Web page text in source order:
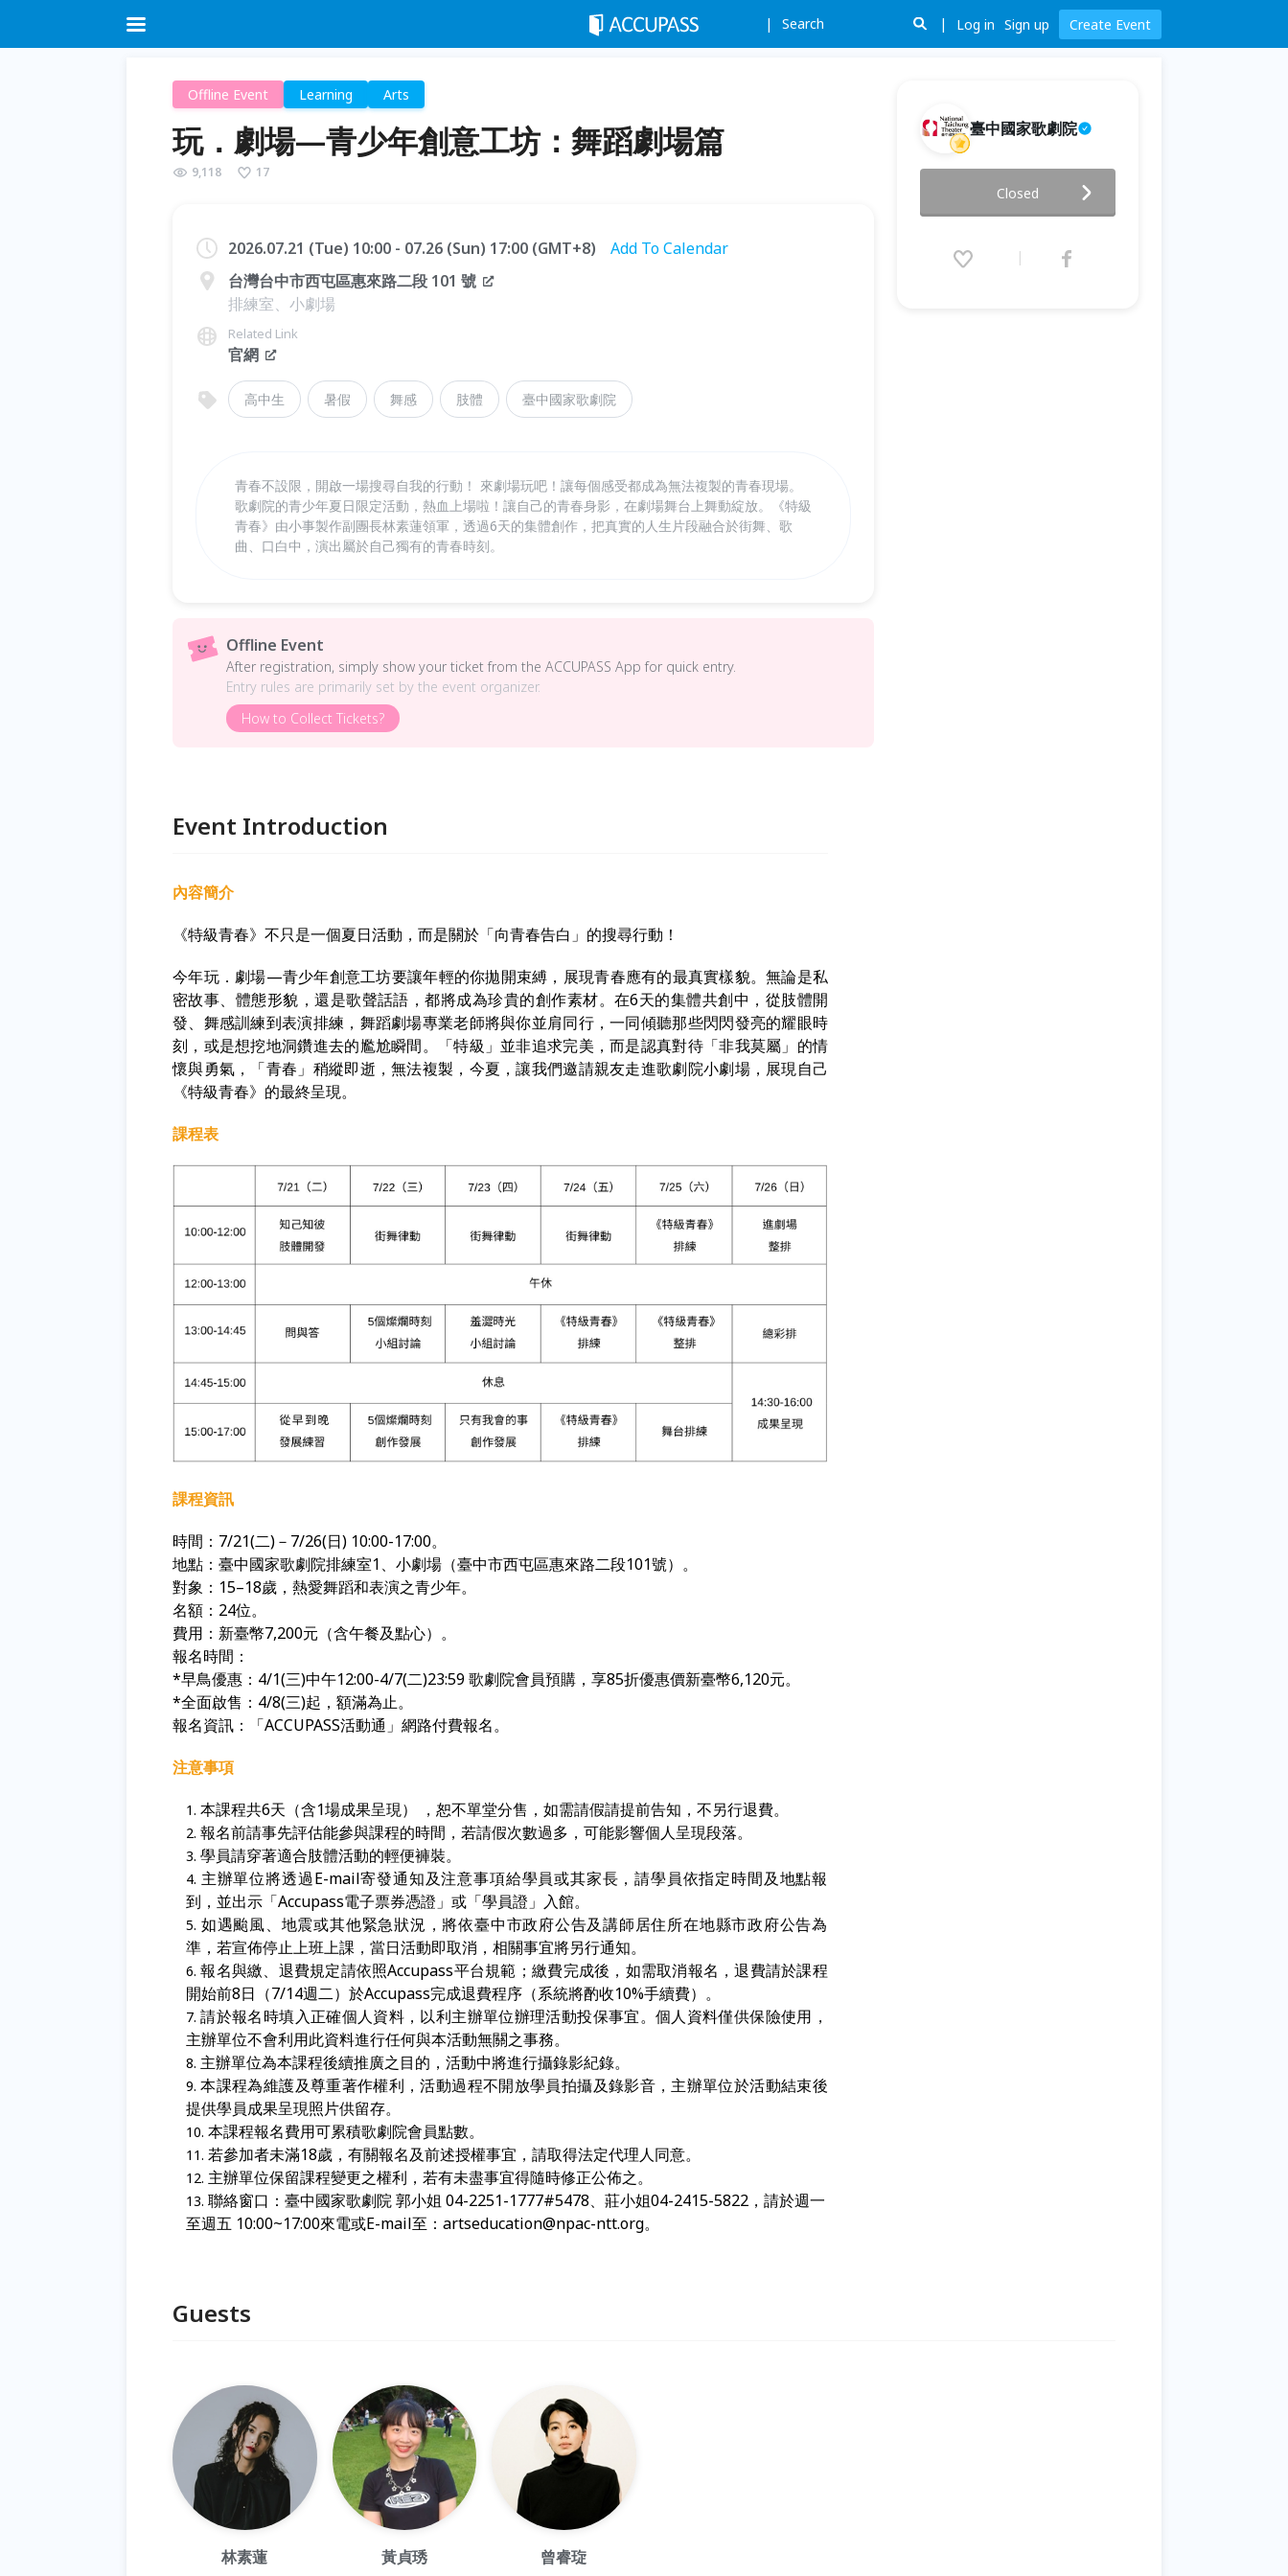
Search Log in Sign up Create Event
Offline Event Learning Arts
玩．劇場—青少年創意工坊：舞蹈劇場篇
9,118 17
2026.07.21 (Tue) 10:00 - 07.26 (Sun) 17:00 (GMT+8)
Add To Calendar
台灣台中市西屯區惠來路二段 101 號
排練室、小劇場
Related Link
官網
高中生 暑假 舞感 肢體 臺中國家歌劇院
青春不設限，開啟一場搜尋自我的行動！ 來劇場玩吧！讓每個感受都成為無法複製的青春現場。
歌劇院的青少年夏日限定活動，熱血上場啦！讓自己的青春身影，在劇場舞台上舞動綻放。《特級
青春》由小事製作副團長林素蓮領軍，透過6天的集體創作，把真實的人生片段融合於街舞、歌
曲、口白中，演出屬於自己獨有的青春時刻。
Offline Event
After registration, simply show your ticket from the ACCUPASS App for quick entry.
Entry rules are primarily set by the event organizer.
How to Collect Tickets?
Event Introduction
內容簡介
《特級青春》不只是一個夏日活動，而是關於「向青春告白」的搜尋行動！
今年玩．劇場—青少年創意工坊要讓年輕的你拋開束縛，展現青春應有的最真實樣貌。無論是私
密故事、體態形貌，還是歌聲話語，都將成為珍貴的創作素材。在6天的集體共創中，從肢體開
發、舞感訓練到表演排練，舞蹈劇場專業老師將與你並肩同行，一同傾聽那些閃閃發亮的耀眼時
刻，或是想挖地洞鑽進去的尷尬瞬間。「特級」並非追求完美，而是認真對待「非我莫屬」的情
懷與勇氣，「青春」稍縱即逝，無法複製，今夏，讓我們邀請親友走進歌劇院小劇場，展現自己
《特級青春》的最終呈現。
課程表
課程資訊
時間： 7/21(二)－ 7/26(日) 10:00-17:00。
地點：臺中國家歌劇院排練室1、小劇場（臺中市西屯區惠來路二段101號）。
對象： 15–18歲，熱愛舞蹈和表演之青少年。
名額： 24位。
費用：新臺幣7,200元（含午餐及點心）。
報名時間：
*早鳥優惠：4/1(三)中午12:00-4/7(二)23:59歌劇院會員預購， 享85折優惠價新臺幣6,120元。
*全面啟售：4/8(三)起 ，額滿為止。
報名資訊：「ACCUPASS活動通」網路付費報名。
注意事項
本課程共6天（含1場成果呈現） ，恕不單堂分售，如需請假請提前告知，不另行退費。
報名前請事先評估能參與課程的時間，若請假次數過多，可能影響個人呈現段落。
學員請穿著適合肢體活動的輕便褲裝。
主辦單位將透過E-mail寄發通知及注意事項給學員或其家長，請學員依指定時間及地點報
到，並出示「Accupass電子票券憑證」或「學員證」入館。
如遇颱風、地震或其他緊急狀況，將依臺中市政府公告及講師居住所在地縣市政府公告為
準，若宣佈停止上班上課，當日活動即取消，相關事宜將另行通知。
報名與繳、退費規定請依照Accupass平台規範；繳費完成後，如需取消報名，退費請於課程
開始前8日（7/14週二）於Accupass完成退費程序（系統將酌收10%手續費）。
請於報名時填入正確個人資料，以利主辦單位辦理活動投保事宜。個人資料僅供保險使用，
主辦單位不會利用此資料進行任何與本活動無關之事務。
主辦單位為本課程後續推廣之目的，活動中將進行攝錄影紀錄。
本課程為維護及尊重著作權利，活動過程不開放學員拍攝及錄影音，主辦單位於活動結束後
提供學員成果呈現照片供留存。
本課程報名費用可累積歌劇院會員點數。
若參加者未滿18歲，有關報名及前述授權事宜，請取得法定代理人同意。
主辦單位保留課程變更之權利，若有未盡事宜得隨時修正公佈之。
聯絡窗口：臺中國家歌劇院 郭小姐 04-2251-1777#5478、莊小姐04-2415-5822，請於週一
至週五 10:00~17:00來電或E-mail至： artseducation@npac-ntt.org。
臺中國家歌劇院
2026.07.21 (Tue) 10:00 - 07.26
Closed
Guests
林素蓮 黃貞琇 曾睿琁